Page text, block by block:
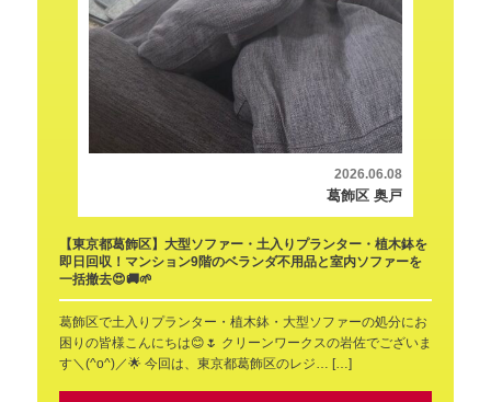
2026.06.08
葛飾区 奥戸
【東京都葛飾区】大型ソファー・土入りプランター・植木鉢を
即日回収！マンション9階のベランダ不用品と室内ソファーを
一括撤去😍🚚🌱
葛飾区で土入りプランター・植木鉢・大型ソファーの処分にお
困りの皆様こんにちは😊🌷 クリーンワークスの岩佐でございま
す＼(^o^)／🌟 今回は、東京都葛飾区のレジ… […]